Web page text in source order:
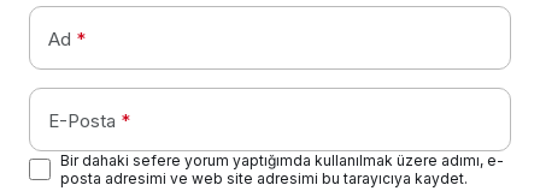
Ad *
E-Posta *
Bir dahaki sefere yorum yaptığımda kullanılmak üzere adımı, e-
posta adresimi ve web site adresimi bu tarayıcıya kaydet.